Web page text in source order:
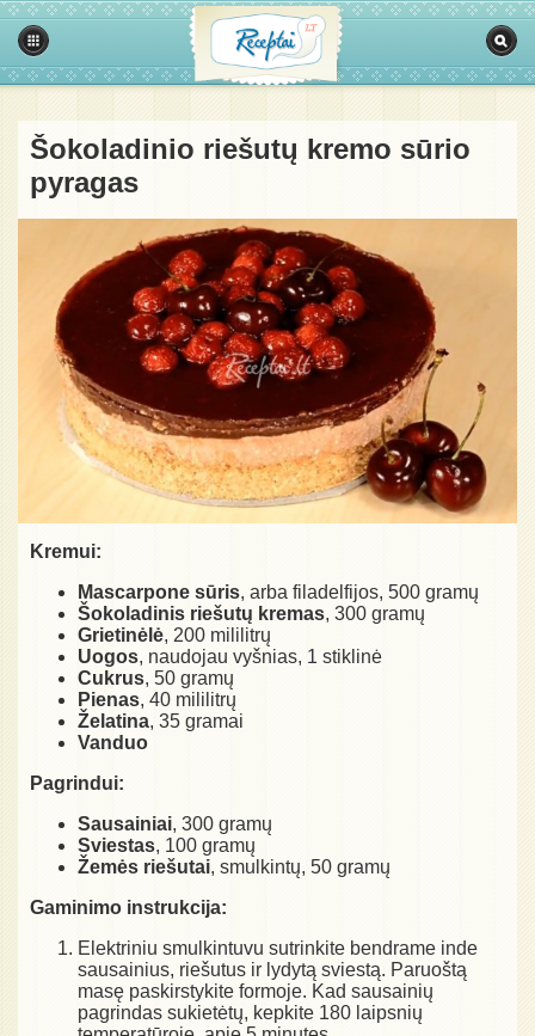
Šokoladinio riešutų kremo sūrio
pyragas
Kremui:
Mascarpone sūris, arba filadelfijos, 500 gramų
Šokoladinis riešutų kremas, 300 gramų
Grietinėlė, 200 mililitrų
Uogos, naudojau vyšnias, 1 stiklinė
Cukrus, 50 gramų
Pienas, 40 mililitrų
Želatina, 35 gramai
Vanduo
Pagrindui:
Sausainiai, 300 gramų
Sviestas, 100 gramų
Žemės riešutai, smulkintų, 50 gramų
Gaminimo instrukcija:
Elektriniu smulkintuvu sutrinkite bendrame inde
sausainius, riešutus ir lydytą sviestą. Paruoštą
masę paskirstykite formoje. Kad sausainių
pagrindas sukietėtų, kepkite 180 laipsnių